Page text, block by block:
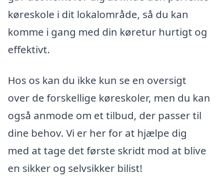
køreskole i dit lokalområde, så du kan
komme i gang med din køretur hurtigt og
effektivt.
Hos os kan du ikke kun se en oversigt
over de forskellige køreskoler, men du kan
også anmode om et tilbud, der passer til
dine behov. Vi er her for at hjælpe dig
med at tage det første skridt mod at blive
en sikker og selvsikker bilist!